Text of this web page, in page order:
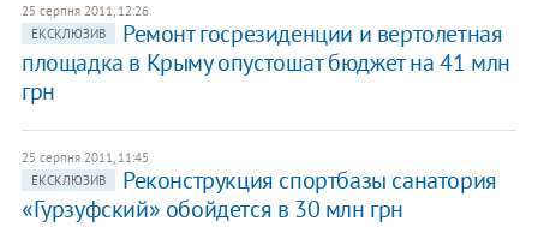
25 серпня 2011, 12:26
ЕКСКЛЮЗИВ
Ремонт госрезиденции и вертолетная
площадка в Крыму опустошат бюджет на 41 млн
грн
25 серпня 2011, 11:45
ЕКСКЛЮЗИВ
Реконструкция спортбазы санатория
«Гурзуфский» обойдется в 30 млн грн